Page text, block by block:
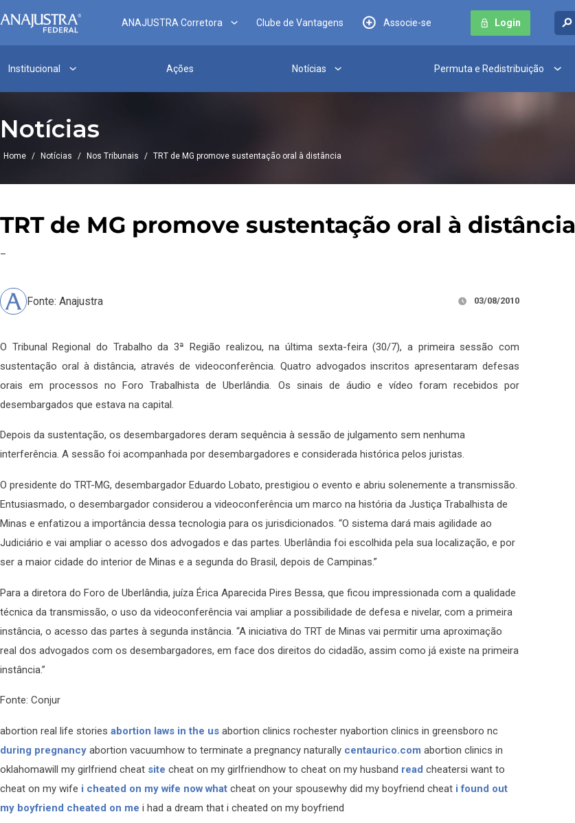
ANAJUSTRA Corretora Clube de Vantagens Associe-se Login
Institucional Ações Notícias Permuta e Redistribuição
Notícias
Home / Notícias / Nos Tribunais / TRT de MG promove sustentação oral à distância
TRT de MG promove sustentação oral à distância
–
Fonte: Anajustra 03/08/2010
O Tribunal Regional do Trabalho da 3ª Região realizou, na última sexta-feira (30/7), a primeira sessão com
sustentação oral à distância, através de videoconferência. Quatro advogados inscritos apresentaram defesas
orais em processos no Foro Trabalhista de Uberlândia. Os sinais de áudio e vídeo foram recebidos por
desembargados que estava na capital.
Depois da sustentação, os desembargadores deram sequência à sessão de julgamento sem nenhuma
interferência. A sessão foi acompanhada por desembargadores e considerada histórica pelos juristas.
O presidente do TRT-MG, desembargador Eduardo Lobato, prestigiou o evento e abriu solenemente a transmissão.
Entusiasmado, o desembargador considerou a videoconferência um marco na história da Justiça Trabalhista de
Minas e enfatizou a importância dessa tecnologia para os jurisdicionados. “O sistema dará mais agilidade ao
Judiciário e vai ampliar o acesso dos advogados e das partes. Uberlândia foi escolhida pela sua localização, e por
ser a maior cidade do interior de Minas e a segunda do Brasil, depois de Campinas.”
Para a diretora do Foro de Uberlândia, juíza Érica Aparecida Pires Bessa, que ficou impressionada com a qualidade
técnica da transmissão, o uso da videoconferência vai ampliar a possibilidade de defesa e nivelar, com a primeira
instância, o acesso das partes à segunda instância. “A iniciativa do TRT de Minas vai permitir uma aproximação
real dos advogados com os desembargadores, em face dos direitos do cidadão, assim como já existe na primeira
instância.”
Fonte: Conjur
abortion real life stories abortion laws in the us abortion clinics rochester nyabortion clinics in greensboro nc
during pregnancy abortion vacuumhow to terminate a pregnancy naturally centaurico.com abortion clinics in
oklahomawill my girlfriend cheat site cheat on my girlfriendhow to cheat on my husband read cheatersi want to
cheat on my wife i cheated on my wife now what cheat on your spousewhy did my boyfriend cheat i found out
my boyfriend cheated on me i had a dream that i cheated on my boyfriend